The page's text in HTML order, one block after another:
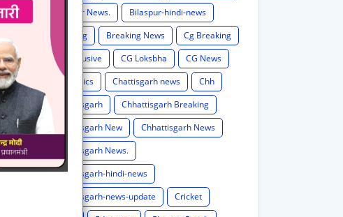
Bilaspur News.
Bilaspur-hindi-news
Breaking
Breaking News
Cg Breaking
CG exclusive
CG Loksbha
CG News
CG politics
Chattisgarh news
Chh
Chhattisgarh
Chhattisgarh Breaking
Chhattisgarh New
Chhattisgarh News
Chhattisgarh News.
Chhattisgarh-hindi-news
Chhattisgarh-news-update
Cricket